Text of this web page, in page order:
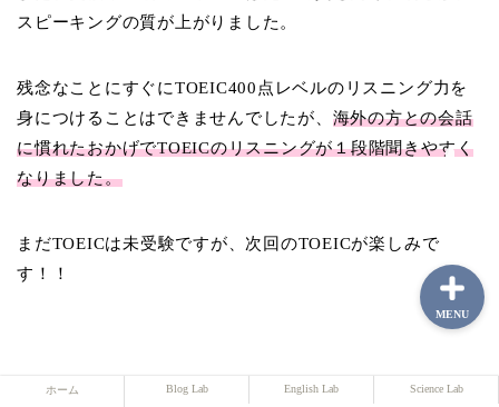
スピーキングの質が上がりました。
残念なことにすぐにTOEIC400点レベルのリスニング力を
身につけることはできませんでしたが、 海外の方との会話
に慣れたおかげでTOEICのリスニングが１段階聞きやすく
なりました。
まだTOEICは未受験ですが、次回のTOEICが楽しみで
す！！
ホーム Blog Lab English Lab Science Lab
MENU
English Lab